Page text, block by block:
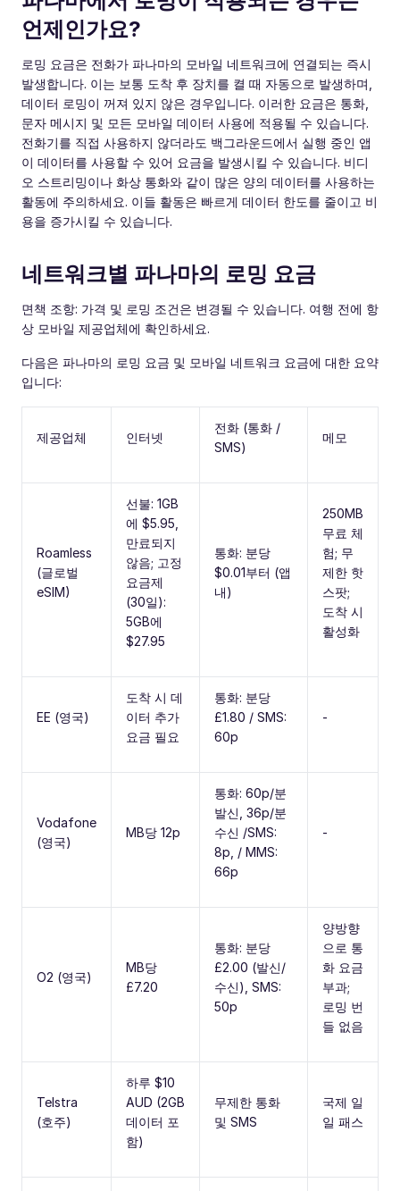
언제인가요?
로밍 요금은 전화가 파나마의 모바일 네트워크에 연결되는 즉시
발생합니다. 이는 보통 도착 후 장치를 켤 때 자동으로 발생하며,
데이터 로밍이 꺼져 있지 않은 경우입니다. 이러한 요금은 통화,
문자 메시지 및 모든 모바일 데이터 사용에 적용될 수 있습니다.
전화기를 직접 사용하지 않더라도 백그라운드에서 실행 중인 앱
이 데이터를 사용할 수 있어 요금을 발생시킬 수 있습니다. 비디
오 스트리밍이나 화상 통화와 같이 많은 양의 데이터를 사용하는
활동에 주의하세요. 이들 활동은 빠르게 데이터 한도를 줄이고 비
용을 증가시킬 수 있습니다.
네트워크별 파나마의 로밍 요금
면책 조항: 가격 및 로밍 조건은 변경될 수 있습니다. 여행 전에 항
상 모바일 제공업체에 확인하세요.
다음은 파나마의 로밍 요금 및 모바일 네트워크 요금에 대한 요약
입니다:
제공업체 인터넷
전화 (통화 /
SMS)
메모
Roamless
(글로벌
eSIM)
선불: 1GB
에 $5.95,
만료되지
않음; 고정
요금제
(30일):
5GB에
$27.95
통화: 분당
$0.01부터 (앱
내)
250MB
무료 체
험; 무
제한 핫
스팟;
도착 시
활성화
EE (영국)
도착 시 데
이터 추가
요금 필요
통화: 분당
£1.80 / SMS:
60p
-
Vodafone
(영국)
MB당 12p
통화: 60p/분
발신, 36p/분
수신 /SMS:
8p, / MMS:
66p
-
O2 (영국)
MB당
£7.20
통화: 분당
£2.00 (발신/
수신), SMS:
50p
양방향
으로 통
화 요금
부과;
로밍 번
들 없음
Telstra
(호주)
하루 $10
AUD (2GB
데이터 포
함)
무제한 통화
및 SMS
국제 일
일 패스